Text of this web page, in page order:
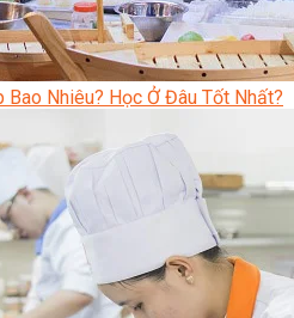
Bao Nhiêu? Học Ở Đâu Tốt Nhất?